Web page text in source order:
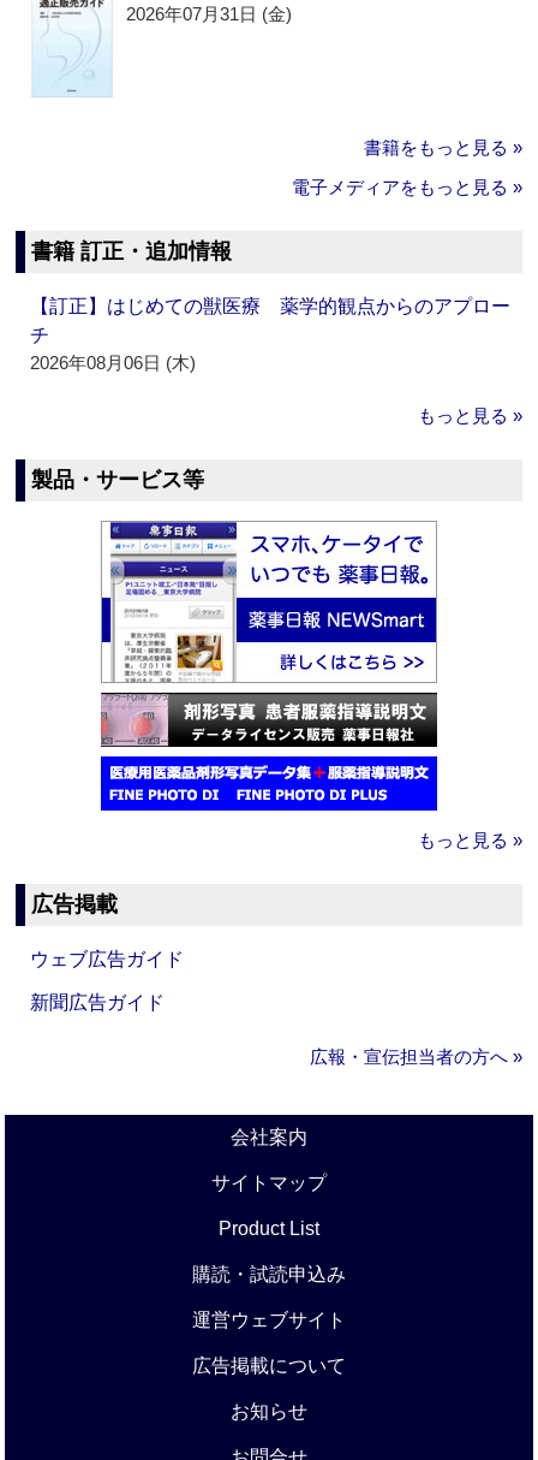
2026年07月31日 (金)
書籍をもっと見る »
電子メディアをもっと見る »
書籍 訂正・追加情報
【訂正】はじめての獣医療 薬学的観点からのアプロー
チ
2026年08月06日 (木)
もっと見る »
製品・サービス等
もっと見る »
広告掲載
ウェブ広告ガイド
新聞広告ガイド
広報・宣伝担当者の方へ »
会社案内
サイトマップ
Product List
購読・試読申込み
運営ウェブサイト
広告掲載について
お知らせ